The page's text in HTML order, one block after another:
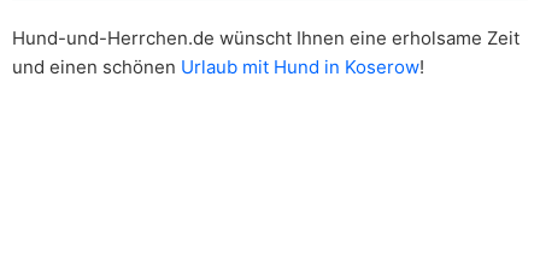
Hund-und-Herrchen.de wünscht Ihnen eine erholsame Zeit
und einen schönen Urlaub mit Hund in Koserow!